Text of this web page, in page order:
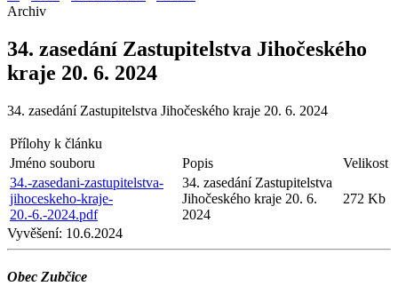
Archiv
34. zasedání Zastupitelstva Jihočeského
kraje 20. 6. 2024
34. zasedání Zastupitelstva Jihočeského kraje 20. 6. 2024
Přílohy k článku
Jméno souboru
Popis
Velikost
34.-zasedani-zastupitelstva-
jihoceskeho-kraje-
20.-6.-2024.pdf
34. zasedání Zastupitelstva
Jihočeského kraje 20. 6.
2024
272 Kb
Vyvěšení: 10.6.2024
Obec Zubčice